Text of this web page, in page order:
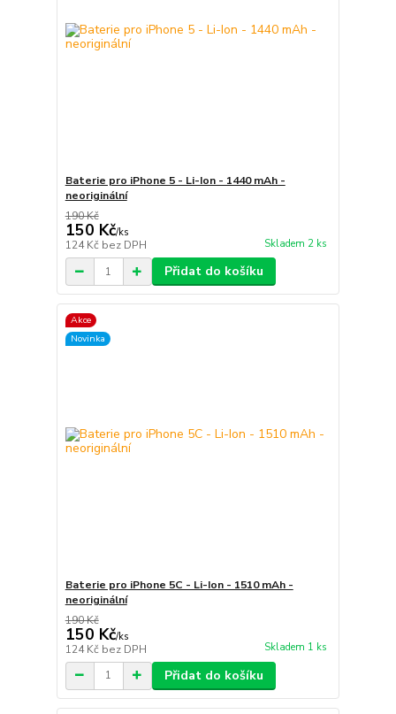
Baterie pro iPhone 5 - Li-Ion - 1440 mAh -
neoriginální
190 Kč
150 Kč/ks
124 Kč bez DPH Skladem 2 ks
Přidat do košíku
Akce
Novinka
Baterie pro iPhone 5C - Li-Ion - 1510 mAh -
neoriginální
190 Kč
150 Kč/ks
124 Kč bez DPH Skladem 1 ks
Přidat do košíku